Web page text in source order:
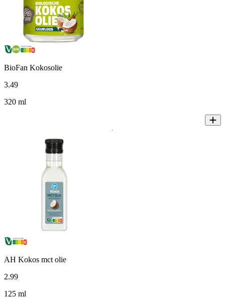
BioFan Kokosolie
3.49
320 ml
AH Kokos mct olie
2.99
125 ml